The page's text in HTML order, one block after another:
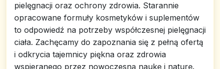
pielęgnacji oraz ochrony zdrowia. Starannie
opracowane formuły kosmetyków i suplementów
to odpowiedź na potrzeby współczesnej pielęgnacji
ciała. Zachęcamy do zapoznania się z pełną ofertą
i odkrycia tajemnicy piękna oraz zdrowia
wspieranego przez nowoczesną naukę i naturę.